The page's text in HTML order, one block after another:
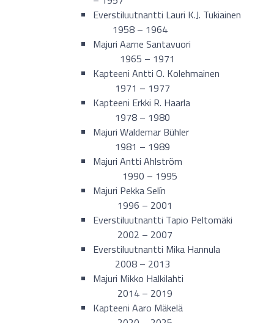
Everstiluutnantti Lauri K.J. Tukiainen
1958 – 1964
Majuri Aarne Santavuori
1965 – 1971
Kapteeni Antti O. Kolehmainen
1971 – 1977
Kapteeni Erkki R. Haarla
1978 – 1980
Majuri Waldemar Bühler
1981 – 1989
Majuri Antti Ahlström
1990 – 1995
Majuri Pekka Selín
1996 – 2001
Everstiluutnantti Tapio Peltomäki
2002 – 2007
Everstiluutnantti Mika Hannula
2008 – 2013
Majuri Mikko Halkilahti
2014 – 2019
Kapteeni Aaro Mäkelä